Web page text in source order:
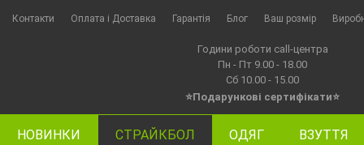
Контакти Оплата i Доставка Гарантія Блог Ваш розмір
Години роботи call-центра
Пн - Пт 9.00 - 18.00
Сб 10.00 - 15.00
⭐Подарункові сертифікати⭐
НОВИНКИ СТРАЙКБОЛ ОДЯГ ВЗУТТЯ